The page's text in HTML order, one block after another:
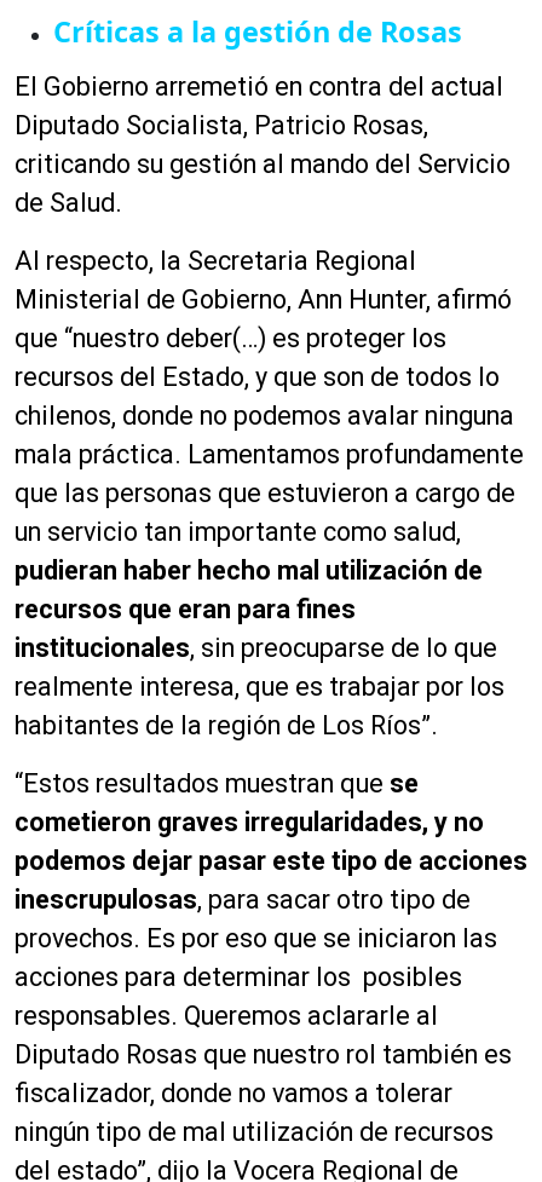
Críticas a la gestión de Rosas
El Gobierno arremetió en contra del actual
Diputado Socialista, Patricio Rosas,
criticando su gestión al mando del Servicio
de Salud.
Al respecto, la Secretaria Regional
Ministerial de Gobierno, Ann Hunter, afirmó
que “nuestro deber(…) es proteger los
recursos del Estado, y que son de todos lo
chilenos, donde no podemos avalar ninguna
mala práctica. Lamentamos profundamente
que las personas que estuvieron a cargo de
un servicio tan importante como salud,
pudieran haber hecho mal utilización de
recursos que eran para fines
institucionales, sin preocuparse de lo que
realmente interesa, que es trabajar por los
habitantes de la región de Los Ríos”.
“Estos resultados muestran que se
cometieron graves irregularidades, y no
podemos dejar pasar este tipo de acciones
inescrupulosas, para sacar otro tipo de
provechos. Es por eso que se iniciaron las
acciones para determinar los posibles
responsables. Queremos aclararle al
Diputado Rosas que nuestro rol también es
fiscalizador, donde no vamos a tolerar
ningún tipo de mal utilización de recursos
del estado”, dijo la Vocera Regional de